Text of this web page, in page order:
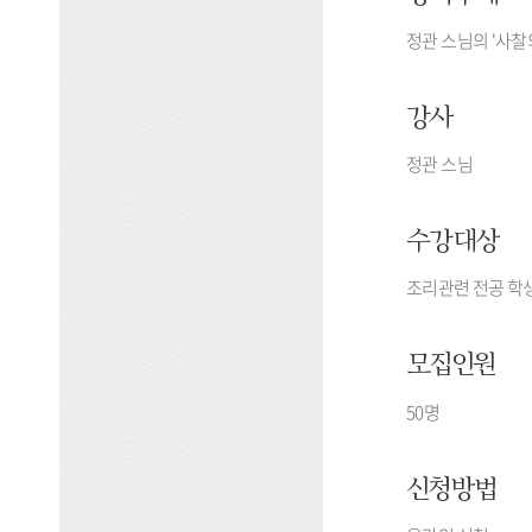
정관 스님의 '사
강사
정관 스님
수강대상
조리관련 전공 학
모집인원
50명
신청방법